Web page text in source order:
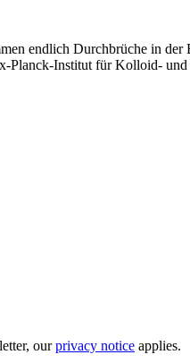
endlich Durchbrüche in
Planck-Institut für Kolloid-
ourprivacy notice applies.